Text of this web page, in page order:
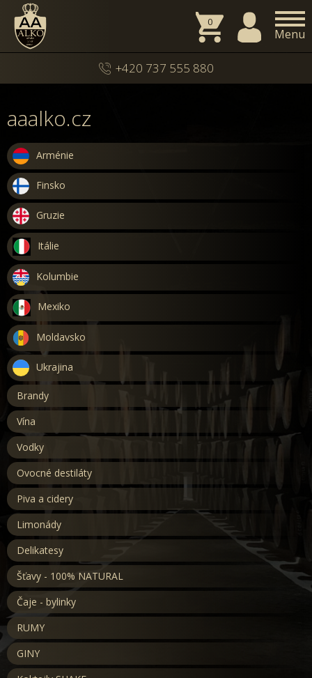
0
Menu
+420 737 555 880
aaalko.cz
Arménie
Finsko
Gruzie
Itálie
Kolumbie
Mexiko
Moldavsko
Ukrajina
Brandy
Vína
Vodky
Ovocné destiláty
Piva a cidery
Limonády
Delikatesy
Šťavy - 100% NATURAL
Čaje - bylinky
RUMY
GINY